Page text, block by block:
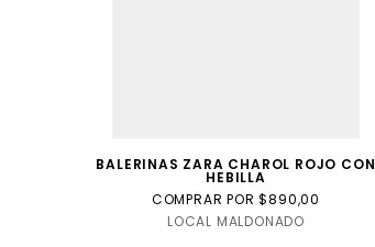
BALERINAS ZARA CHAROL ROJO CON
HEBILLA
COMPRAR POR $890,00
LOCAL MALDONADO